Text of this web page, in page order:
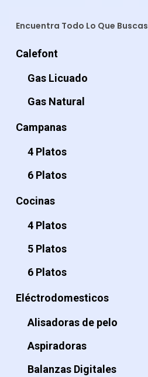
Encuentra Todo Lo Que Buscas
Calefont
Gas Licuado
Gas Natural
Campanas
4 Platos
6 Platos
Cocinas
4 Platos
5 Platos
6 Platos
Eléctrodomesticos
Alisadoras de pelo
Aspiradoras
Balanzas Digitales